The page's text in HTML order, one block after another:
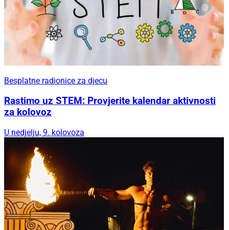
Besplatne radionice za djecu
Rastimo uz STEM: Provjerite kalendar aktivnosti
za kolovoz
U nedjelju, 9. kolovoza